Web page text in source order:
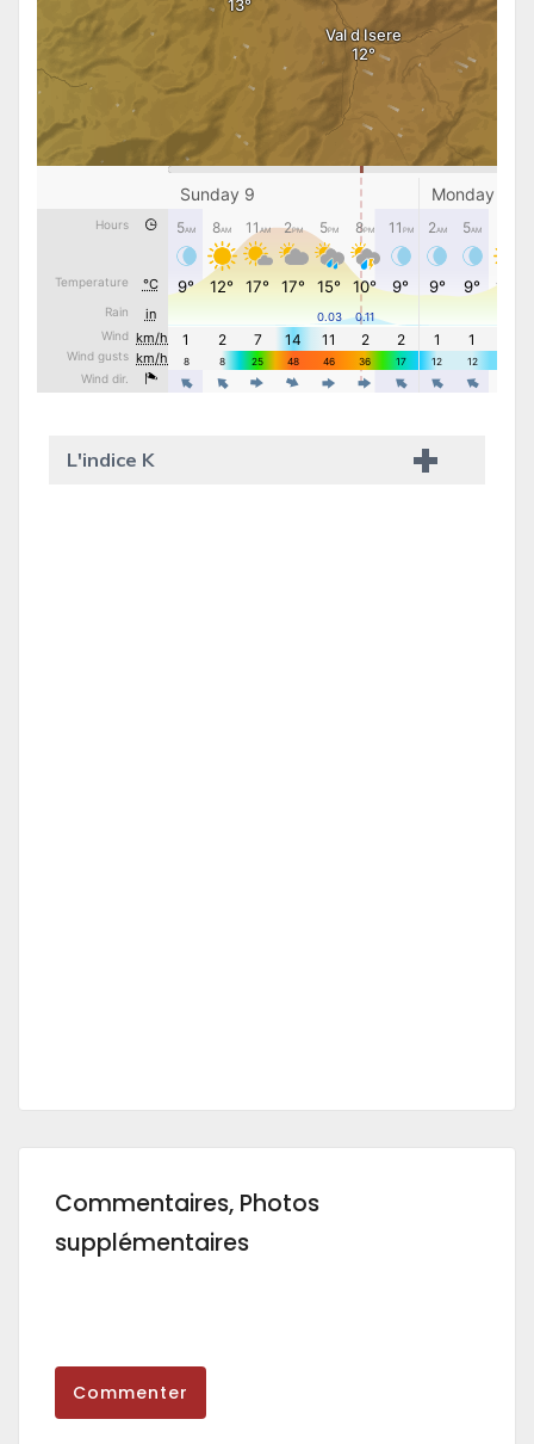
L'indice K
Commentaires, Photos
supplémentaires
Commenter